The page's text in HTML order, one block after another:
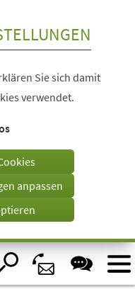
Sie sich damit
verwendet.
anpassen